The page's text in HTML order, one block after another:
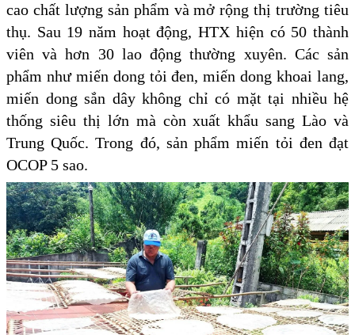
cao chất lượng sản phẩm và mở rộng thị trường tiêu
thụ. Sau 19 năm hoạt động, HTX hiện có 50 thành
viên và hơn 30 lao động thường xuyên. Các sản
phẩm như miến dong tỏi đen, miến dong khoai lang,
miến dong sắn dây không chỉ có mặt tại nhiều hệ
thống siêu thị lớn mà còn xuất khẩu sang Lào và
Trung Quốc. Trong đó, sản phẩm miến tỏi đen đạt
OCOP 5 sao.